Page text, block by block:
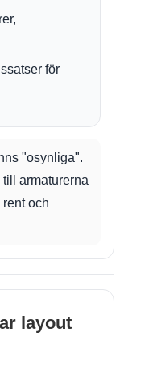
för
"osynliga".
armaturerna
och
layout